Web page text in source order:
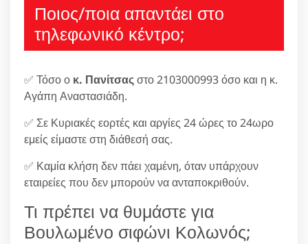
Ποιος/ποια απαντάει στο
τηλεφωνικό κέντρο;
✅ Τόσο ο κ. Πανίτσαςστο 2103000993 όσο και η κ.
Αγάπη Αναστασιάδη.
✅ Σε Κυριακές εορτές και αργίες 24 ώρες το 24ωρο
εμείς είμαστε στη διάθεσή σας.
✅ Καμία κλήση δεν πάει χαμένη, όταν υπάρχουν
εταιρείες που δεν μπορούν να ανταποκριθούν.
Τι πρέπει να θυμάστε για
Βουλωμένο σιφώνι Κολωνός;